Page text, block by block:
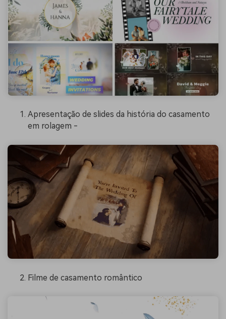
Apresentação de slides da história do casamento
em rolagem -
Filme de casamento romântico